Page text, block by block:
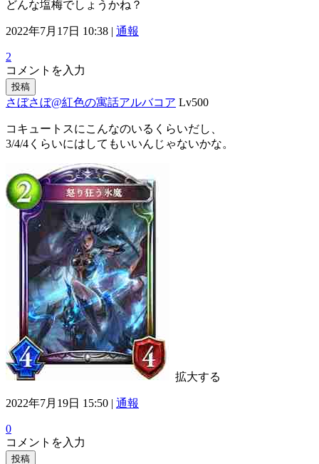
どんな塩梅でしょうかね？
2022年7月17日 10:38 | 通報
2
コメントを入力
投稿
さぼさぼ@紅色の寓話アルバコア Lv500
コキュートスにこんなのいるくらいだし、
3/4/4くらいにはしてもいいんじゃないかな。
拡大する
2022年7月19日 15:50 | 通報
0
コメントを入力
投稿